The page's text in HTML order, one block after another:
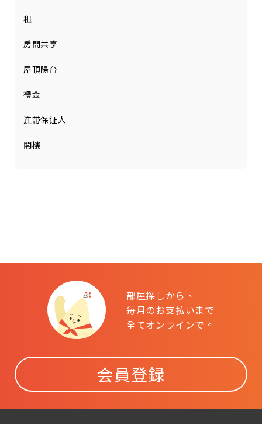
租
房間共享
屋頂陽台
禮金
连带保证人
閣樓
部屋探しから、
毎月のお支払いまで
全てオンラインで。
会員登録